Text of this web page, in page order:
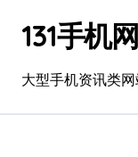
131手机网
大型手机资讯类